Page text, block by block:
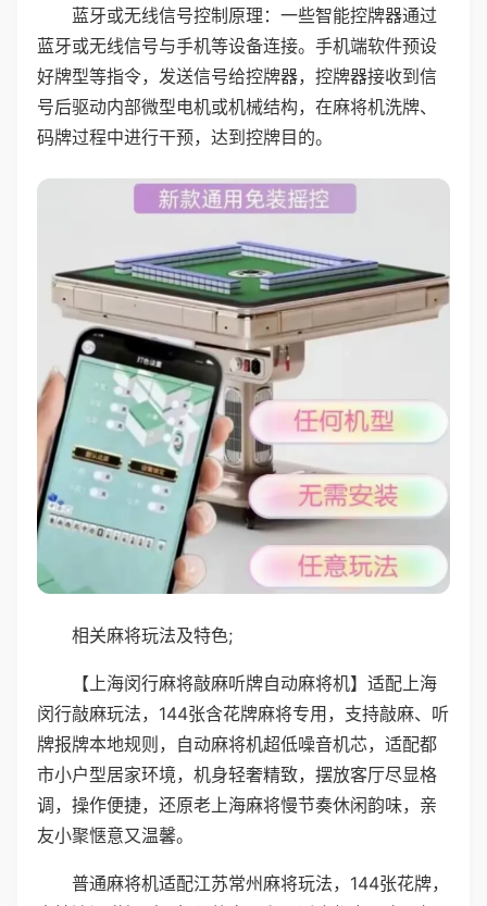
蓝牙或无线信号控制原理：一些智能控牌器通过
蓝牙或无线信号与手机等设备连接。手机端软件预设
好牌型等指令，发送信号给控牌器，控牌器接收到信
号后驱动内部微型电机或机械结构，在麻将机洗牌、
码牌过程中进行干预，达到控牌目的。
相关麻将玩法及特色;
【上海闵行麻将敲麻听牌自动麻将机】适配上海
闵行敲麻玩法，144张含花牌麻将专用，支持敲麻、听
牌报牌本地规则，自动麻将机超低噪音机芯，适配都
市小户型居家环境，机身轻奢精致，摆放客厅尽显格
调，操作便捷，还原老上海麻将慢节奏休闲韵味，亲
友小聚惬意又温馨。
普通麻将机适配江苏常州麻将玩法，144张花牌，